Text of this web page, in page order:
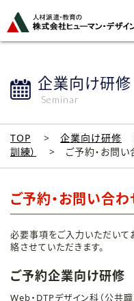
企業向け研修
Seminar
TOP 企業向け研修
訓練）
ご予約・お問
ご予約・お問い合わ
必要事項をご入力いただいて
絡させていただきます。
ご予約企業向け研修
Web・DTPデザイン科（公共職
ジ
ト